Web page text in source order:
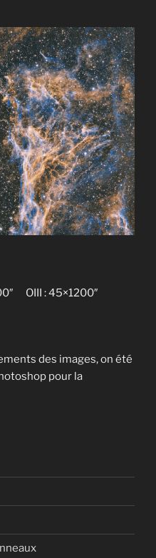
OIII : 45×1200″
des images, on été
pour la